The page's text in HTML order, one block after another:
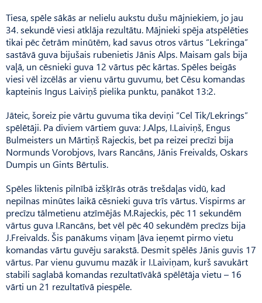
Tiesa, spēle sākās ar nelielu aukstu dušu mājniekiem, jo jau
34. sekundē viesi atklāja rezultātu. Mājnieki spēja atspēlēties
tikai pēc četrām minūtēm, kad savus otros vārtus “Lekringa”
sastāvā guva bijušais rubenietis Jānis Alps. Maisam gals bija
vaļā, un cēsnieki guva 12 vārtus pēc kārtas. Spēles beigās
viesi vēl izcēlās ar vienu vārtu guvumu, bet Cēsu komandas
kapteinis Ingus Laiviņš pielika punktu, panākot 13:2.
Jāteic, šoreiz pie vārtu guvuma tika deviņi “Cel Tik/Lekrings”
spēlētāji. Pa diviem vārtiem guva: J.Alps, I.Laiviņš, Engus
Bulmeisters un Mārtiņš Rajeckis, bet pa reizei precīzi bija
Normunds Vorobjovs, Ivars Rancāns, Jānis Freivalds, Oskars
Dumpis un Gints Bērtulis.
Spēles liktenis pilnībā izšķīrās otrās trešdaļas vidū, kad
nepilnas minūtes laikā cēsnieki guva trīs vārtus. Vispirms ar
precīzu tālmetienu atzīmējās M.Rajeckis, pēc 11 sekundēm
vārtus guva I.Rancāns, bet vēl pēc 40 sekundēm precīzs bija
J.Freivalds. Šis panākums viņam ļāva ieņemt pirmo vietu
komandas vārtu guvēju sarakstā. Desmit spēlēs Jānis guvis 17
vārtus. Par vienu guvumu mazāk ir I.Laiviņam, kurš savukārt
stabili saglabā komandas rezultatīvākā spēlētāja vietu – 16
vārti un 21 rezultatīvā piespēle.